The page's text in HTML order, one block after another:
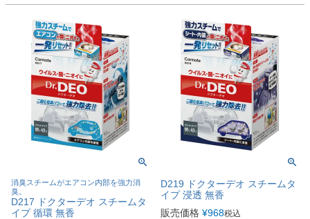
消臭スチームがエアコン内部を強力消
臭。
D217 ドクターデオ スチームタ
イプ 循環 無香
D219 ドクターデオ スチームタ
イプ 浸透 無香
販売価格 ¥968税込